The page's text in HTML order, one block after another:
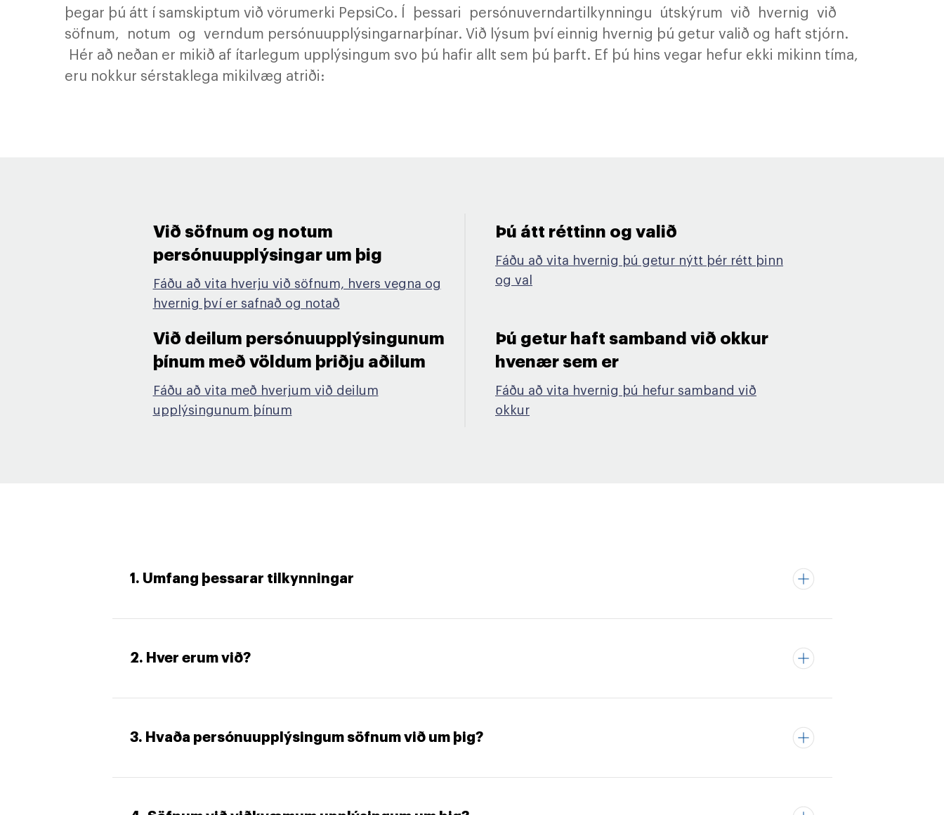
þegar þú átt í samskiptum við vörumerki PepsiCo. Í þessari persónuverndartilkynningu útskýrum við hvernig við
söfnum, notum og verndum persónuupplýsingarnarþínar. Við lýsum því einnig hvernig þú getur valið og haft stjórn.
Hér að neðan er mikið af ítarlegum upplýsingum svo þú hafir allt sem þú þarft. Ef þú hins vegar hefur ekki mikinn tíma,
eru nokkur sérstaklega mikilvæg atriði:
Við söfnum og notum
persónuupplýsingar um þig​
Fáðu að vita hverju við söfnum, hvers vegna og
hvernig því er safnað og notað
Þú átt réttinn og valið​
Fáðu að vita hvernig þú getur nýtt þér rétt þinn
og val
Við deilum persónuupplýsingunum
þínum með völdum þriðju aðilum​
Fáðu að vita með hverjum við deilum
upplýsingunum þínum
Þú getur haft samband við okkur
hvenær sem er​
Fáðu að vita hvernig þú hefur samband við
okkur
1. Umfang þessarar tilkynningar
2. Hver erum við?
3. Hvaða persónuupplýsingum söfnum við um þig?